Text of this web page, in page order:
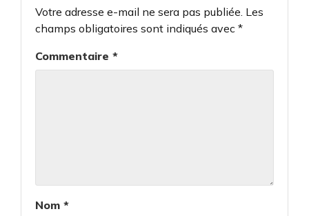
Votre adresse e-mail ne sera pas publiée. Les
champs obligatoires sont indiqués avec *
Commentaire *
Nom *